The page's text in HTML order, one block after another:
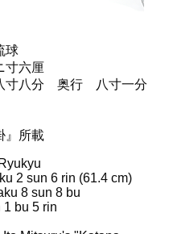
球
六厘
寸八分 奥行 八寸一分
』所載
2 sun 6 rin (61.4 cm)
8 sun 8 bu
1 bu 5 rin